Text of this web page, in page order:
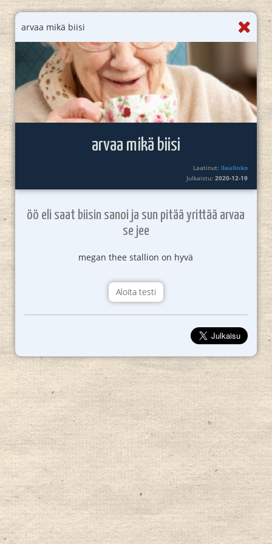
arvaa mikä biisi
arvaa mikä biisi
Laatinut:llaulinko
Julkaistu:2020-12-19
öö eli saat biisin sanoi ja sun pitää yrittää arvaa
se jee
megan thee stallion on hyvä
Aloita testi